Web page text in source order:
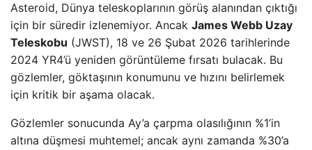
Asteroid, Dünya teleskoplarının görüş alanından çıktığı
için bir süredir izlenemiyor. Ancak James Webb Uzay
Teleskobu (JWST), 18 ve 26 Şubat 2026 tarihlerinde
2024 YR4’ü yeniden görüntüleme fırsatı bulacak. Bu
gözlemler, göktaşının konumunu ve hızını belirlemek
için kritik bir aşama olacak.
Gözlemler sonucunda Ay’a çarpma olasılığının %1’in
altına düşmesi muhtemel; ancak aynı zamanda %30’a